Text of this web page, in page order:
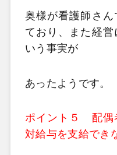
奥様が看護師さ
ており、また経
いう事実が
あったようです。
ポイント５ 配偶
対給与を支給でき